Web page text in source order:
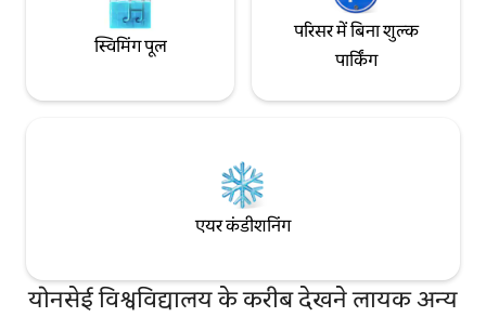
हैं, तो उस हिचकिचाहट का भी स्वागत है। बुआम-डोंग
में, आपका अपना सियोल।
स्विमिंग पूल
परिसर में बिना शुल्क
पार्किंग
एयर कंडीशनिंग
योनसेई विश्वविद्यालय के करीब देखने लायक अन्य